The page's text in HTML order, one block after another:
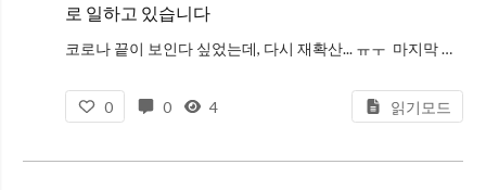
로 일하고 있습니다
코로나 끝이 보인다 싶었는데, 다시 재확산... ㅠㅜ 마지막 고비를 지나고 있는 느낌이네요. 올해 하반기 잘 준비해서, 내년엔 정말 Revenge Growth 해야지... 요새 회사 일이 워낙 정신없어서 블로그 글도 못쓰고
0 0 4 읽기모드